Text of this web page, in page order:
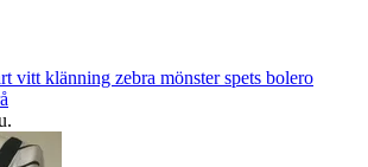
vitt klänning zebra mönster spets bolero
.